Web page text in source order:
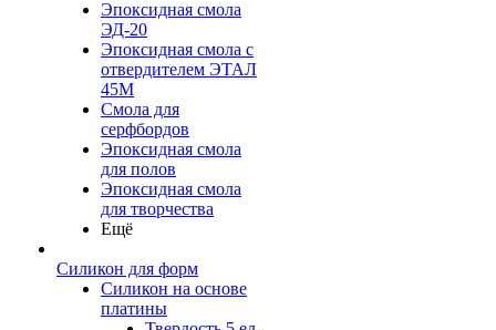
Эпоксидная смола
ЭД-20
Эпоксидная смола с
отвердителем ЭТАЛ
45М
Смола для
серфбордов
Эпоксидная смола
для полов
Эпоксидная смола
для творчества
Ещё
Силикон для форм
Силикон на основе
платины